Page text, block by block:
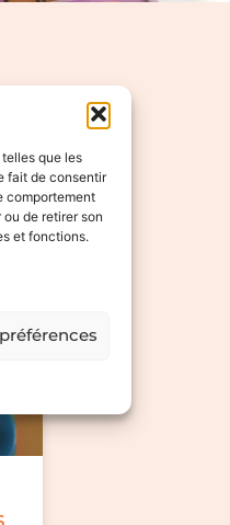
que les
fait de consentir
comportement
de retirer son
et fonctions.